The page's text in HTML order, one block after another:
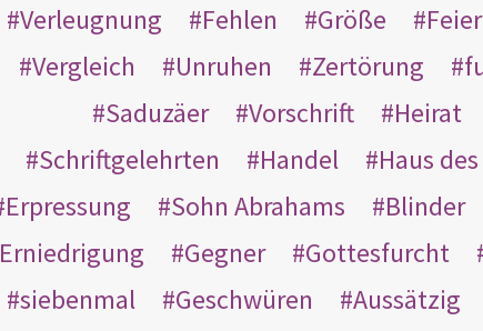
Verleugnung
Fehlen Größe Feier
Vergleich
Unruhen Zertörung
Saduzäer
Vorschrift Heirat
Schriftgelehrten
Handel Haus
Erpressung
Sohn Abrahams Blinder
Erniedrigung
Gegner Gottesfurcht
siebenmal
Geschwüren Aussätzig